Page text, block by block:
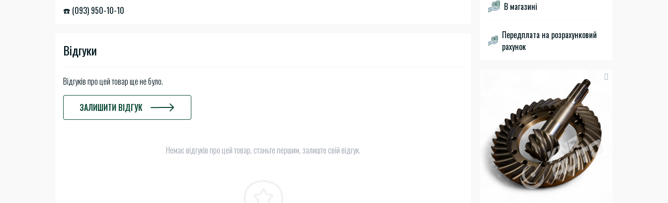
В магазині
Передплата на розрахунковий
рахунок
☎️ (093) 950-10-10
Відгуки
Відгуків про цей товар ще не було.
ЗАЛИШИТИ ВІДГУК
Немає відгуків про цей товар, станьте першим, залиште свій відгук.